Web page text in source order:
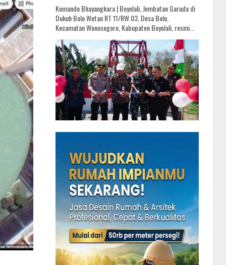
Komando Bhayangkara | Boyolali, Jembatan Garuda di
Dukuh Bolo Wetan RT 11/RW 03, Desa Bolo,
Kecamatan Wonosegoro, Kabupaten Boyolali, resmi...